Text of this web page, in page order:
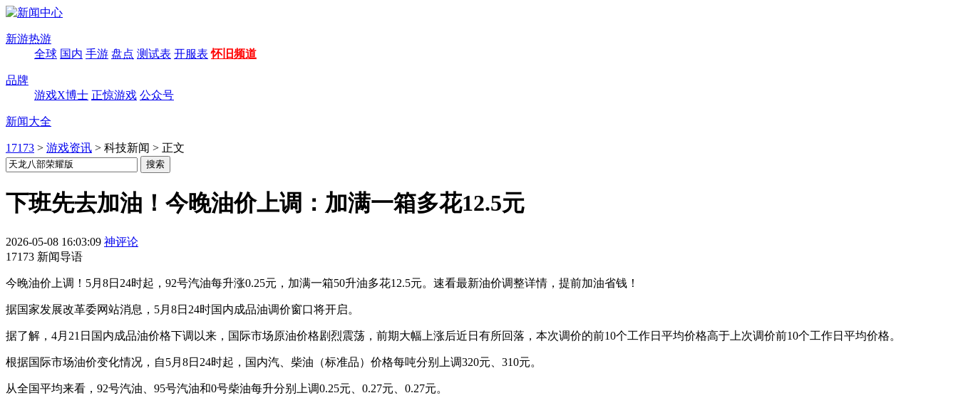
新游热游
全球 国内 手游 盘点 测试表 开服表 怀旧频道
品牌
游戏X博士 正惊游戏 公众号
新闻大全
17173 > 游戏资讯 > 科技新闻 > 正文
下班先去加油！今晚油价上调：加满一箱多花12.5元
2026-05-08 16:03:09 神评论
17173 新闻导语
今晚油价上调！5月8日24时起，92号汽油每升涨0.25元，加满一箱50升油多花12.5元。速看最新油价调整详情，提前加油省钱！
据国家发展改革委网站消息，5月8日24时国内成品油调价窗口将开启。
据了解，4月21日国内成品油价格下调以来，国际市场原油价格剧烈震荡，前期大幅上涨后近日有所回落，本次调价的前10个工作日平均价格高于上次调价前10个工作日平均价格。
根据国际市场油价变化情况，自5月8日24时起，国内汽、柴油（标准品）价格每吨分别上调320元、310元。
从全国平均来看，92号汽油、95号汽油和0号柴油每升分别上调0.25元、0.27元、0.27元。